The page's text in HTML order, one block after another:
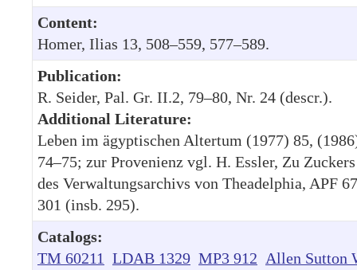
Content:
Homer, Ilias 13, 508–559, 577–589.
Publication:
R. Seider, Pal. Gr. II.2, 79–80, Nr. 24 (descr.).
Additional Literature:
Leben im ägyptischen Altertum (1977) 85,
74–75; zur Provenienz vgl. H. Essler, Zu
des Verwaltungsarchivs von Theadelphia, APF
301 (insb. 295).
Catalogs:
TM 60211 LDAB 1329 MP3 912 Allen Sutton